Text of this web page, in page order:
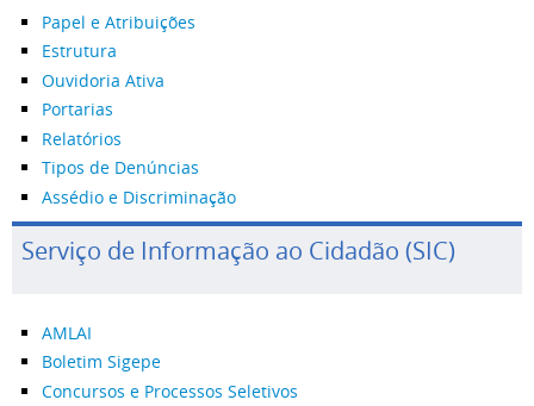
Papel e Atribuições
Estrutura
Ouvidoria Ativa
Portarias
Relatórios
Tipos de Denúncias
Assédio e Discriminação
Serviço de Informação ao Cidadão (SIC)
AMLAI
Boletim Sigepe
Concursos e Processos Seletivos